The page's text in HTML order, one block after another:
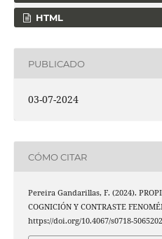
HTML
PUBLICADO
03-07-2024
CÓMO CITAR
Pereira Gandarillas, F. (2024).
COGNICIÓN Y CONTRASTE
https://doi.org/10.4067/s0718-